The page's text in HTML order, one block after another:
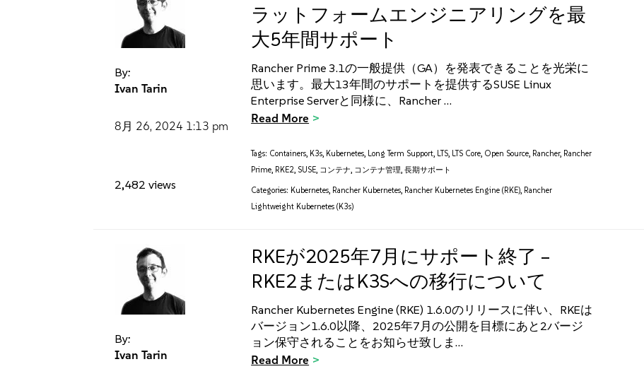
By:
Ivan Tarin
8月 26, 2024 1:13 pm
2,482 views
ラットフォームエンジニアリングを最
大5年間サポート
Rancher Prime 3.1の一般提供（GA）を発表できることを光栄に
思います。最大13年間のサポートを提供するSUSE Linux
Enterprise Serverと同様に、Rancher …
Read More
Tags: Containers, K3s, Kubernetes, Long Term Support, LTS, LTS Core, Open Source, Rancher, Rancher
Prime, RKE2, SUSE, コンテナ, コンテナ管理,長期サポート
Categories: Kubernetes, Rancher Kubernetes, Rancher Kubernetes Engine (RKE), Rancher
Lightweight Kubernetes (K3s)
By:
Ivan Tarin
RKEが2025年7月にサポート終了 –
RKE2またはK3Sへの移行について
Rancher Kubernetes Engine (RKE) 1.6.0のリリースに伴い、RKEは
バージョン1.6.0以降、2025年7月の公開を目標にあと2バージ
ョン保守されることをお知らせ致しま…
Read More